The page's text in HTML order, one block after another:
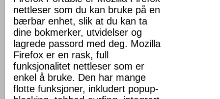
nettleser som du kan bruke på en
bærbar enhet, slik at du kan ta
dine bokmerker, utvidelser og
lagrede passord med deg. Mozilla
Firefox er en rask, full
funksjonalitet nettleser som er
enkel å bruke. Den har mange
flotte funksjoner, inkludert popup-